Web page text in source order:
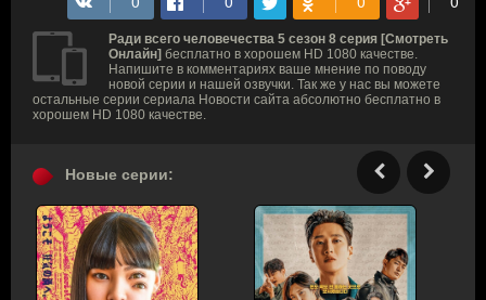
Ради всего человечества 5 сезон 8 серия [Смотреть
Онлайн] бесплатно в хорошем HD 1080 качестве.
Напишите в комментариях ваше мнение по поводу
новой серии и нашей озвучки. Так же у нас вы можете
остальные серии сериала Новости сайта абсолютно бесплатно в
хорошем HD 1080 качестве.
Новые серии: